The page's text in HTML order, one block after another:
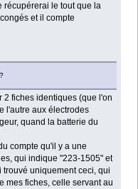
récupérerai le tout que la
et il compte
2 fiches identiques (que l'on
l'autre aux électrodes
quand la batterie du
compte qu'il y a une
qui indique "223-1505" et
uniquement ceci, qui
mes fiches, celle servant au